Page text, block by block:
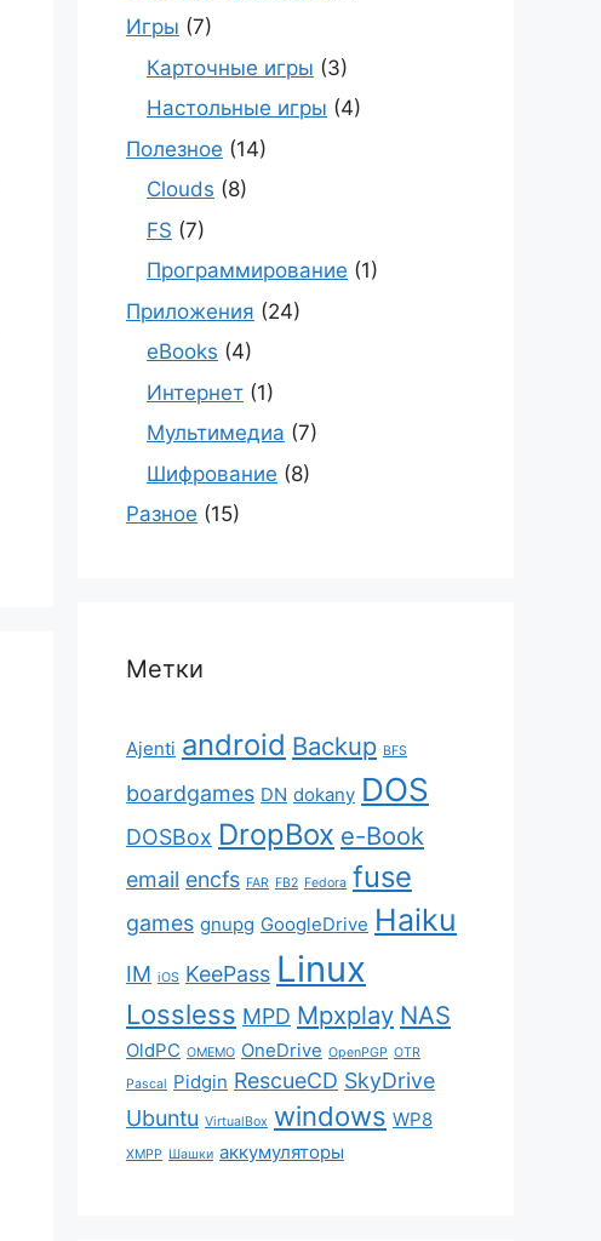
Игры (7)
Карточные игры (3)
Настольные игры (4)
Полезное (14)
Clouds (8)
FS (7)
Программирование (1)
Приложения (24)
eBooks (4)
Интернет (1)
Мультимедиа (7)
Шифрование (8)
Разное (15)
Метки
Ajenti android Backup BFS
boardgames DN dokany DOS
DOSBox DropBox e-Book
email encfs FAR FB2 Fedora fuse
games gnupg GoogleDrive Haiku
IM iOS KeePass Linux
Lossless MPD Mpxplay NAS
OldPC OMEMO OneDrive OpenPGP OTR
Pascal Pidgin RescueCD SkyDrive
Ubuntu VirtualBox windows WP8
XMPP Шашки аккумуляторы